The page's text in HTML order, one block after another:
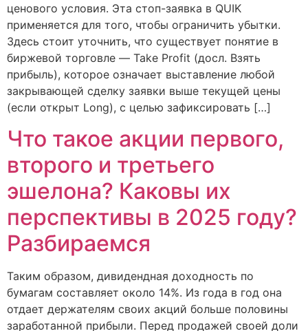
ценового условия. Эта стоп-заявка в QUIK
применяется для того, чтобы ограничить убытки.
Здесь стоит уточнить, что существует понятие в
биржевой торговле — Take Profit (досл. Взять
прибыль), которое означает выставление любой
закрывающей сделку заявки выше текущей цены
(если открыт Long), с целью зафиксировать […]
Что такое акции первого,
второго и третьего
эшелона? Каковы их
перспективы в 2025 году?
Разбираемся
Таким образом, дивидендная доходность по
бумагам составляет около 14%. Из года в год она
отдает держателям своих акций больше половины
заработанной прибыли. Перед продажей своей доли